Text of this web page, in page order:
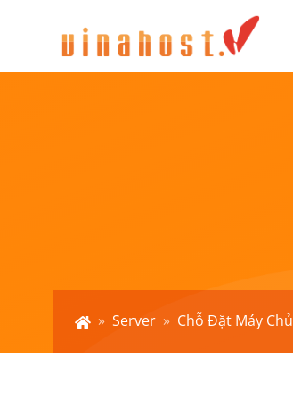
» Server » Chỗ Đặt Máy Chủ